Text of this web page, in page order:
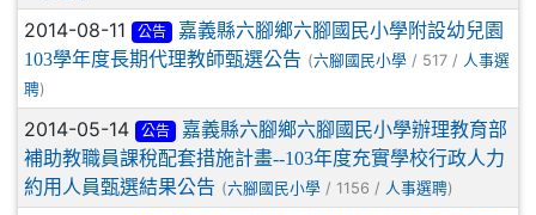
2014-08-11 公告
嘉義縣六腳鄉六腳國民小學附設幼兒園
103學年度長期代理教師甄選公告 (六腳國民小學 / 517 / 人事選
聘)
2014-05-14 公告
嘉義縣六腳鄉六腳國民小學辦理教育部
補助教職員課稅配套措施計畫--103年度充實學校行政人力
約用人員甄選結果公告 (六腳國民小學 / 1156 / 人事選聘)